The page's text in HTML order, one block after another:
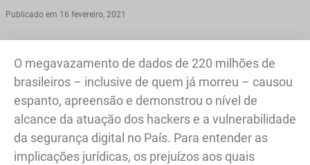
Publicado em 16 fevereiro, 2021
O megavazamento de dados de 220 milhões de
brasileiros – inclusive de quem já morreu – causou
espanto, apreensão e demonstrou o nível de
alcance da atuação dos hackers e a vulnerabilidade
da segurança digital no País. Para entender as
implicações jurídicas, os prejuízos aos quais